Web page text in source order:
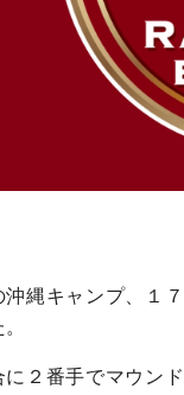
縄キャンプ、１
２番手でマウン